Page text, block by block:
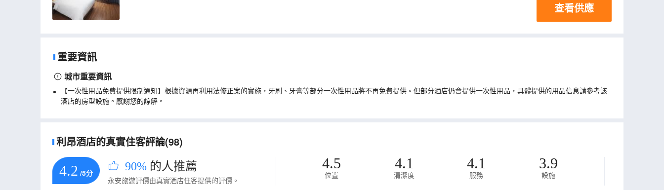
查看供應
重要資訊
城市重要資訊
【一次性用品免費提供限制通知】根據資源再利用法修正案的實施，牙刷、牙膏等部分一次性用品將不再免費提供。但部分酒店仍會提供一次性用品，具體提供的用品信息請參考該
酒店的房型設施。感謝您的諒解。
利昂酒店的真實住客評論(98)
4.2 /5分 90% 的人推薦
永安旅遊評價由真實酒店住客提供的評價。
4.5
位置
4.1
清潔度
4.1
服務
3.9
設施